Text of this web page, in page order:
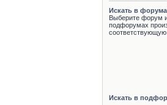
Искать в
Выберите форум
подфорумах
Искать в